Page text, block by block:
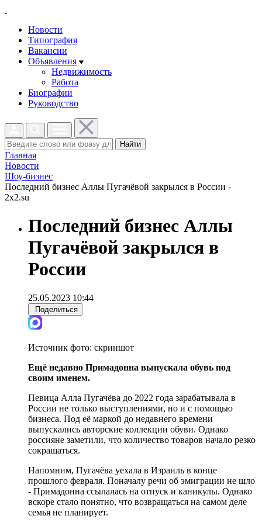
Новости
Типография
Вакансии
Объявления
Недвижимость
Работа
Биографии
Руководство
Найти
Главная
Новости
Шоу-бизнес
Последний бизнес Аллы Пугачёвой закрылся в России -
2x2.su
Последний бизнес Аллы
Пугачёвой закрылся в
России
25.05.2023 10:44
Поделиться
Источник фото: скриншот
Ещё недавно Примадонна выпускала обувь под
своим именем.
Певица Алла Пугачёва до 2022 года зарабатывала в
России не только выступлениями, но и с помощью
бизнеса. Под её маркой до недавнего времени
выпускались авторские коллекции обуви. Однако
россияне заметили, что количество товаров начало резко
сокращаться.
Напомним, Пугачёва уехала в Израиль в конце
прошлого февраля. Поначалу речи об эмиграции не шло
- Примадонна ссылалась на отпуск и каникулы. Однако
вскоре стало понятно, что возвращаться на самом деле
семья не планирует.